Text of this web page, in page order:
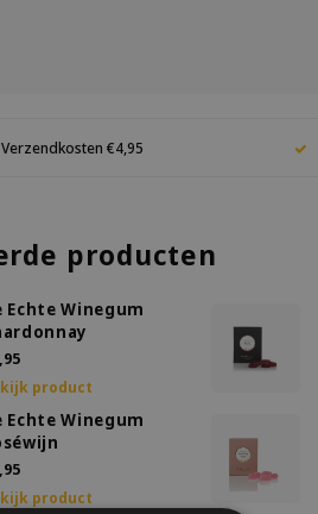
Verzendkosten €4,95
producten
Echte Winegum
product
Echte Winegum
product